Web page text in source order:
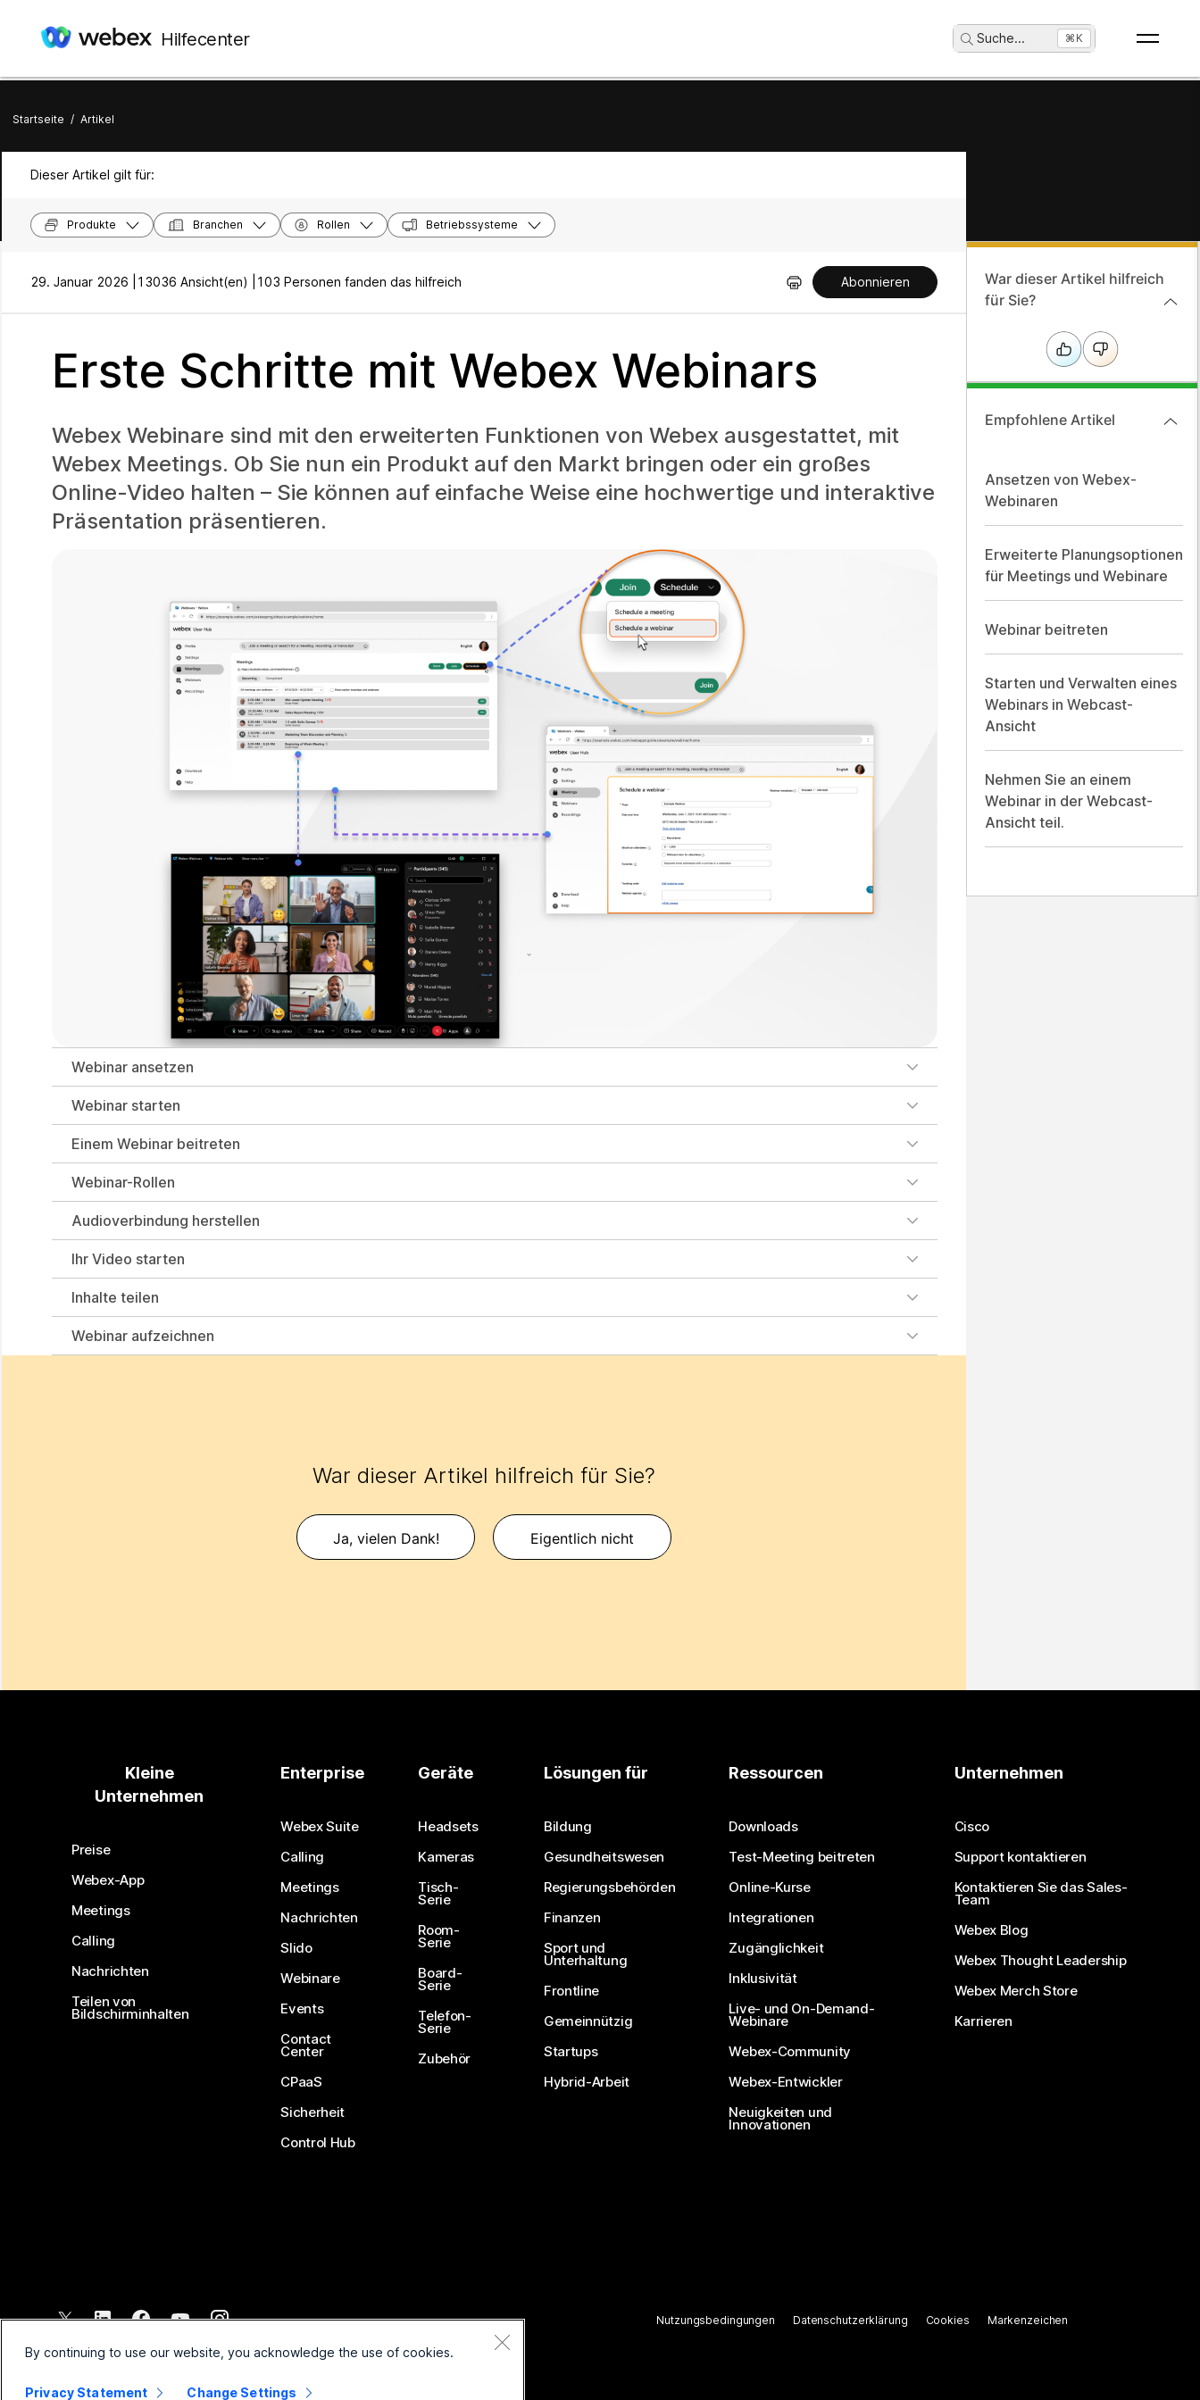
Hilfecenter Suche... ⌘K
Startseite / Artikel
Dieser Artikel gilt für:
Produkte Branchen Rollen Betriebssysteme
29. Januar 2026 | 13036 Ansicht(en) | 103 Personen fanden das hilfreich Abonnieren
Erste Schritte mit Webex Webinars
Webex Webinare sind mit den erweiterten Funktionen von Webex ausgestattet, mit
Webex Meetings. Ob Sie nun ein Produkt auf den Markt bringen oder ein großes
Online-Video halten – Sie können auf einfache Weise eine hochwertige und interaktive
Präsentation präsentieren.
Webinar ansetzen
Webinar starten
Einem Webinar beitreten
Webinar-Rollen
Audioverbindung herstellen
Ihr Video starten
Inhalte teilen
Webinar aufzeichnen
War dieser Artikel hilfreich für Sie?
Ja, vielen Dank! Eigentlich nicht
War dieser Artikel hilfreich
für Sie?
Empfohlene Artikel
Ansetzen von Webex-
Webinaren
Erweiterte Planungsoptionen
für Meetings und Webinare
Webinar beitreten
Starten und Verwalten eines
Webinars in Webcast-
Ansicht
Nehmen Sie an einem
Webinar in der Webcast-
Ansicht teil.
Kleine
Unternehmen
Preise
Webex-App
Meetings
Calling
Nachrichten
Teilen von
Bildschirminhalten
Enterprise
Webex Suite
Calling
Meetings
Nachrichten
Slido
Webinare
Events
Contact
Center
CPaaS
Sicherheit
Control Hub
Geräte
Headsets
Kameras
Tisch-
Serie
Room-
Serie
Board-
Serie
Telefon-
Serie
Zubehör
Lösungen für
Bildung
Gesundheitswesen
Regierungsbehörden
Finanzen
Sport und
Unterhaltung
Frontline
Gemeinnützig
Startups
Hybrid-Arbeit
Ressourcen
Downloads
Test-Meeting beitreten
Online-Kurse
Integrationen
Zugänglichkeit
Inklusivität
Live- und On-Demand-
Webinare
Webex-Community
Webex-Entwickler
Neuigkeiten und
Innovationen
Unternehmen
Cisco
Support kontaktieren
Kontaktieren Sie das Sales-
Team
Webex Blog
Webex Thought Leadership
Webex Merch Store
Karrieren
2026 Cisco und/oder Partnerunternehmen. Alle Rechte vorbehalten.
Nutzungsbedingungen Datenschutzerklärung Cookies Markenzeichen
By continuing to use our website, you acknowledge the use of cookies.
Privacy Statement Change Settings